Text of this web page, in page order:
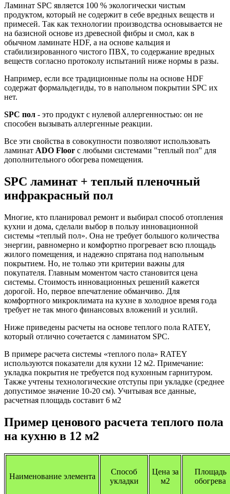
Ламинат SPC является 100 % экологически чистым
продуктом, который не содержит в себе вредных веществ и
примесей. Так как технологии производства основывается не
на базисной основе из древесной фибры и смол, как в
обычном ламинате HDF, а на основе кальция и
стабилизированного чистого ПВХ, то содержание вредных
веществ согласно протоколу испытаний ниже нормы в разы.
Например, если все традиционные полы на основе HDF
содержат формальдегиды, то в напольном покрытии SPC их
нет.
SPC пол - это продукт с нулевой аллергенностью: он не
способен вызывать аллергенные реакции.
Все эти свойства в совокупности позволяют использовать
ламинат ADO Floor с любыми системами "теплый пол" для
дополнительного обогрева помещения.
SPC ламинат + теплый пленочный
инфракрасный пол
Многие, кто планировал ремонт и выбирал способ отопления
кухни и дома, сделали выбор в пользу инновационной
системы «теплый пол». Она не требует большого количества
энергии, равномерно и комфортно прогревает всю площадь
жилого помещения, и надежно спрятана под напольным
покрытием. Но, не только эти критерии важны для
покупателя. Главным моментом часто становится цена
системы. Стоимость инновационных решений кажется
дорогой. Но, первое впечатление обманчиво. Для
комфортного микроклимата на кухне в холодное время года
требует не так много финансовых вложений и усилий.
Ниже приведены расчеты на основе теплого пола RATEY,
который отлично сочетается с ламинатом SPC.
В примере расчета системы «теплого пола» RATEY
используются показатели для кухни 12 м2. Примечание:
укладка покрытия не требуется под кухонным гарнитуром.
Также учтены технологические отступы при укладке (среднее
допустимое значение 10-20 см). Учитывая все данные,
расчетная площадь составит 6 м2
Пример ценового расчета теплого пола
на кухню в 12 м2
Наименование элемента
Способ
укладки
Цена за
м2
Площадь
обогрева